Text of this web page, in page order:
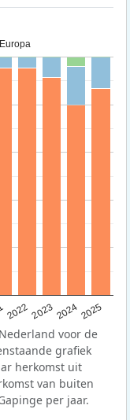
2022202320242025
voor de
grafiek
herkomst uit
van buiten
per jaar.